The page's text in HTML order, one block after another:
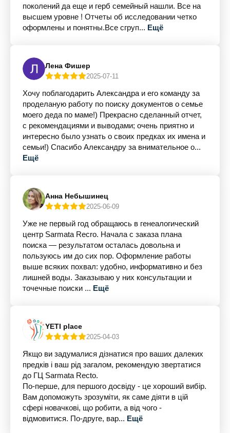
поколений да еще и герб семейный нашли. Все на
высшем уровне ! Отчеты об исследовании четко
оформлены и понятны.Все сгруп... Ещё
Лена Фишер
2025-07-11
Хочу поблагодарить Александра и его команду за
проделаную работу по поиску документов о семье
моего деда по маме!) Прекрасно сделанный отчет,
с рекомендациями и выводами; очень приятно и
интересно было узнать о своих предках их имена и
семьи!) Спасибо Александру за внимательное о...
Ещё
Анна Небышинец
2025-06-09
Уже не первый год обращаюсь в генеалогический
центр Sarmata Recro. Начала с заказа плана
поиска — результатом осталась довольна и
пользуюсь им до сих пор. Оформление работы
выше всяких похвал: удобно, информативно и без
лишней воды. Заказываю у них консультации и
точечные поиски ... Ещё
YETI place
2025-04-03
Якщо ви задумалися дізнатися про ваших далеких
предків і ваш рід загалом, рекомендую звертатися
до ГЦ Sarmata Recto.
По-перше, для першого досвіду - це хороший вибір.
Вам допоможуть зрозуміти, як саме діяти в цій
сфері новачкові, що робити, а від чого -
відмовитися. По-друге, вар... Ещё